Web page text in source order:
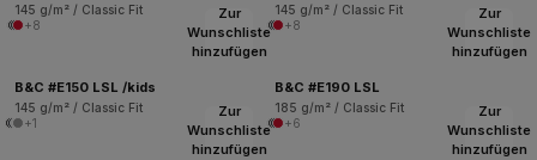
145 g/m² / Classic Fit
+8
145 g/m² / Classic Fit
+8
Zur
Wunschliste
hinzufügen
B&C #E150 LSL /kids
145 g/m² / Classic Fit
+1
Zur
Wunschliste
hinzufügen
B&C #E190 LSL
185 g/m² / Classic Fit
+6
Zur
Wunschliste
hinzufügen
Zur
Wunschliste
hinzufügen